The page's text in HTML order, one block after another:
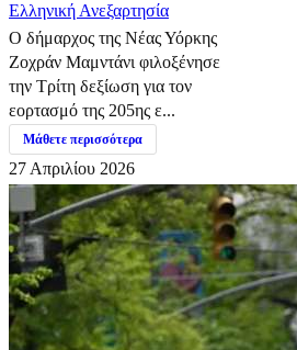
Ελληνική Ανεξαρτησία
Ο δήμαρχος της Νέας Υόρκης
Ζοχράν Μαμντάνι φιλοξένησε
την Τρίτη δεξίωση για τον
εορτασμό της 205ης ε...
Μάθετε περισσότερα
27 Απριλίου 2026